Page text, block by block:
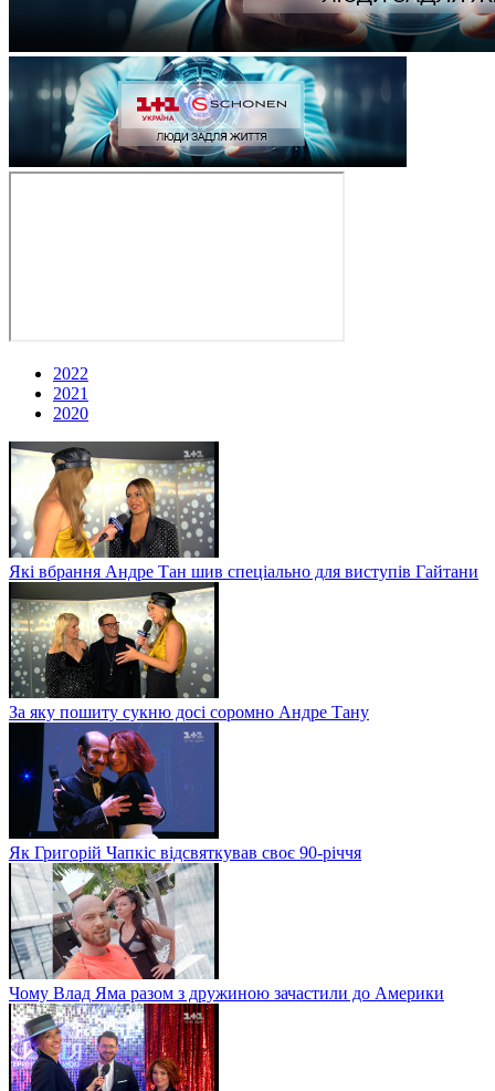
2022
2021
2020
Які вбрання Андре Тан шив спеціально для виступів Гайтани
За яку пошиту сукню досі соромно Андре Тану
Як Григорій Чапкіс відсвяткував своє 90-річчя
Чому Влад Яма разом з дружиною зачастили до Америки